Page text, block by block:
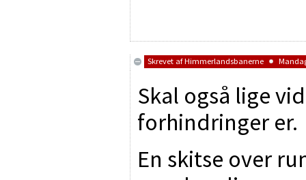
Skrevet afHimmerlandsbanerne
Skal også lige
forhindringer er.
En skitse over